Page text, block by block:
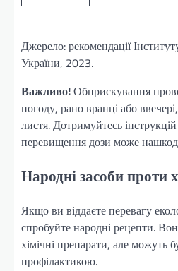
Джерело: рекомендації
України, 2023.
Важливо!Обприскування
погоду, рано вранці або
листя. Дотримуйтесь
перевищення дози може
Народні засоби проти
Якщо ви віддаєте перевагу
спробуйте народні рецепти.
хімічні препарати, але можуть
профілактикою.